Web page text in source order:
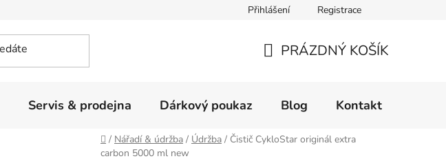
Formulář pro reklamaci zboží
Přihlášení Registrace
KOŠÍK
PRÁZDNÝ KOŠÍK
Servis & prodejna Dárkový poukaz Blog Kontakt
Domů
/ Nářadí & údržba / Údržba / Čistič CykloStar originál extra
carbon 5000 ml new